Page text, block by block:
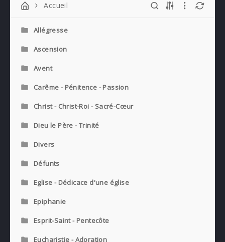
Accueil
Allégresse
Ascension
Avent
Carême - Pénitence - Passion
Christ - Christ-Roi - Sacré-Cœur
Dieu le Père - Trinité
Divers
Défunts
Eglise - Dédicace d'une église
Epiphanie
Esprit-Saint - Pentecôte
Eucharistie - Adoration